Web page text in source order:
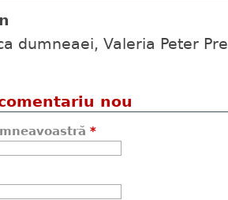
dumneaei, Valeria Peter
nou
*